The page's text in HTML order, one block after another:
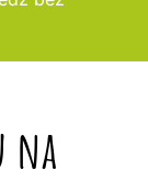
na